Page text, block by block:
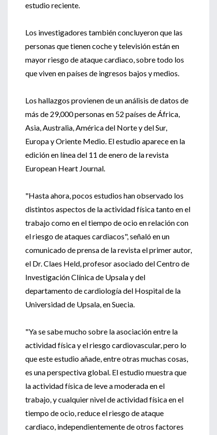
estudio reciente.
Los investigadores también concluyeron que las
personas que tienen coche y televisión están en
mayor riesgo de ataque cardiaco, sobre todo los
que viven en países de ingresos bajos y medios.
Los hallazgos provienen de un análisis de datos de
más de 29,000 personas en 52 países de África,
Asia, Australia, América del Norte y del Sur,
Europa y Oriente Medio. El estudio aparece en la
edición en línea del 11 de enero de la revista
European Heart Journal.
"Hasta ahora, pocos estudios han observado los
distintos aspectos de la actividad física tanto en el
trabajo como en el tiempo de ocio en relación con
el riesgo de ataques cardiacos", señaló en un
comunicado de prensa de la revista el primer autor,
el Dr. Claes Held, profesor asociado del Centro de
Investigación Clínica de Upsala y del
departamento de cardiología del Hospital de la
Universidad de Upsala, en Suecia.
"Ya se sabe mucho sobre la asociación entre la
actividad física y el riesgo cardiovascular, pero lo
que este estudio añade, entre otras muchas cosas,
es una perspectiva global. El estudio muestra que
la actividad física de leve a moderada en el
trabajo, y cualquier nivel de actividad física en el
tiempo de ocio, reduce el riesgo de ataque
cardiaco, independientemente de otros factores